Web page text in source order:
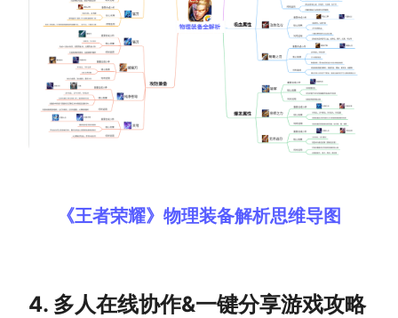
《王者荣耀》物理装备解析思维导图
4. 多人在线协作&一键分享游戏攻略